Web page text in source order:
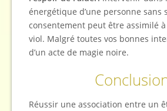
énergétique d’une personne sans
consentement peut être assimilé
viol. Malgré toutes vos bonnes
d’un acte de magie noire.
Réussir une association entre un